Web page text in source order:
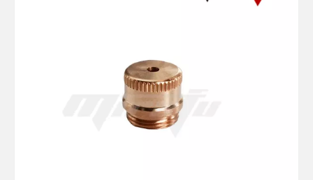
Электрод TD P/N 9-8215